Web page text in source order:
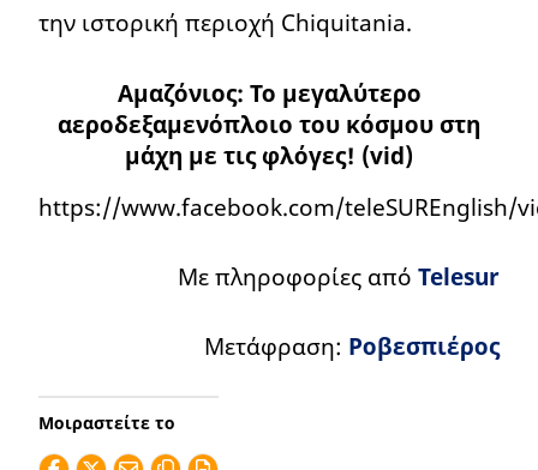
την ιστορική περιοχή Chiquitania.
Αμαζόνιος: Το μεγαλύτερο
αεροδεξαμενόπλοιο του κόσμου στη
μάχη με τις φλόγες! (vid)
https://www.facebook.com/teleSUREnglish/
Με πληροφορίες από Telesur
Μετάφραση: Ροβεσπιέρος
Μοιραστείτε το